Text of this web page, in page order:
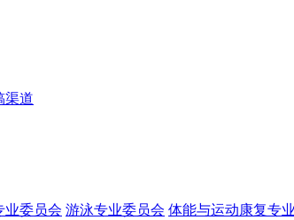
渠道
业委员会 游泳专业委员会 体能与运动康复专